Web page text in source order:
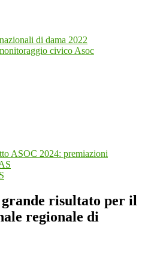
di dama 2022
civico Asoc
ASOC 2024: premiazioni
grande risultato per il
regionale di